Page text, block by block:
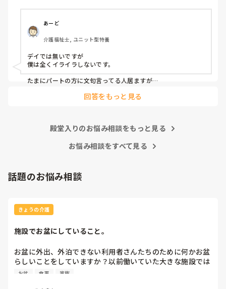
私は午後からなので入浴介助やお昼ご飯が終り口腔も済ませ
た頃に出勤します。
1日働いてる方に聞きたいです。
ハッキリ言ってそんな時間に来る私にみなさんはイライラし
ますか？
最初の契約で時間は決まってしまったのでしばらくはこの時
間でやりますが…
あーど
介護福祉士, ユニット型特養
デイでは無いですが
僕は全くイライラしないです。
たまにパートの方に文句言ってる人居ますが
パートさんは短時間ながらその時間は正直正社より働いてくれ
回答をもっと見る
殿堂入りのお悩み相談をもっと見る
お悩み相談をすべて見る
話題のお悩み相談
きょうの介護
施設でお盆にしていること。
お盆に外出、外泊できない利用者さんたちのために何かお盆
らしいことをしていますか？以前働いていた大きな施設では
実際に住職さんを呼びご焼香できるようにそれ用のスペース
お盆 食事 家族